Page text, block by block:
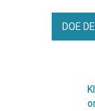
DOE